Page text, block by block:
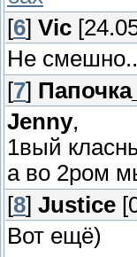
[6] Vic
Не
[7]
Jenny,
1вый
а во 2ром
[8] Justice
Вот ещё)